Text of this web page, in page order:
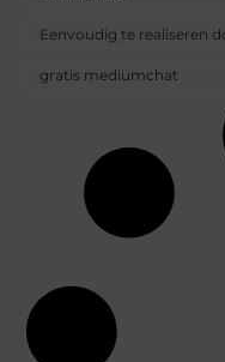
Eenvoudig te realiseren
gratis mediumchat